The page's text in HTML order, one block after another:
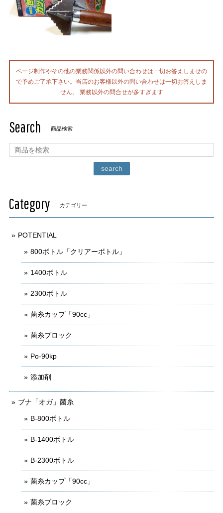
ページ制作やその他の業務関係以外の問い合わせは一切お答えしませの
で予めご了承下さい。当店のお客様以外の問い合わせは一切お答えしま
せん。 業務以外の問合せが多すぎます
Search 商品検索
search
Category カテゴリー
POTENTIAL
800ボトル「クリアーボトル」
1400ボトル
2300ボトル
菌糸カップ「90cc」
菌糸ブロック
Po-90kp
添加剤
ブナ「オガ」菌糸
B-800ボトル
B-1400ボトル
B-2300ボトル
菌糸カップ「90cc」
菌糸ブロック